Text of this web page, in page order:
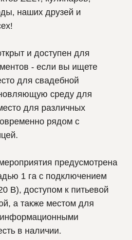
наших друзей и
и доступен для
- если вы ищете
для свадебной
среду для
для различных
рядом с
предусмотрена
1 га с подключением
В), доступом к питьевой
а также местом для
информационными
в наличии.